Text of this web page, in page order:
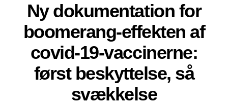
Ny dokumentation for
boomerang-effekten af
covid-19-vaccinerne:
først beskyttelse, så
svækkelse